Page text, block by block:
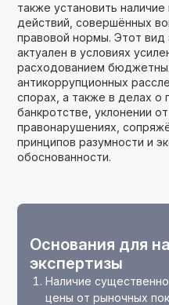
также установить
действий, совершённых
правовой нормы. Этот вид
актуален в условиях
расходованием
антикоррупционных
спорах, а также в делах о
банкротстве, уклонении
правонарушениях,
принципов разумности и
обоснованности.
Основания для
экспертизы
Наличие
цены от рыночных